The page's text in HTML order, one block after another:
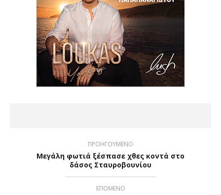
ΠΡΟΗΓΟΥΜΕΝΟ
Μεγάλη φωτιά ξέσπασε χθες κοντά στο
δάσος Σταυροβουνίου
ΕΠΟΜΕΝΟ